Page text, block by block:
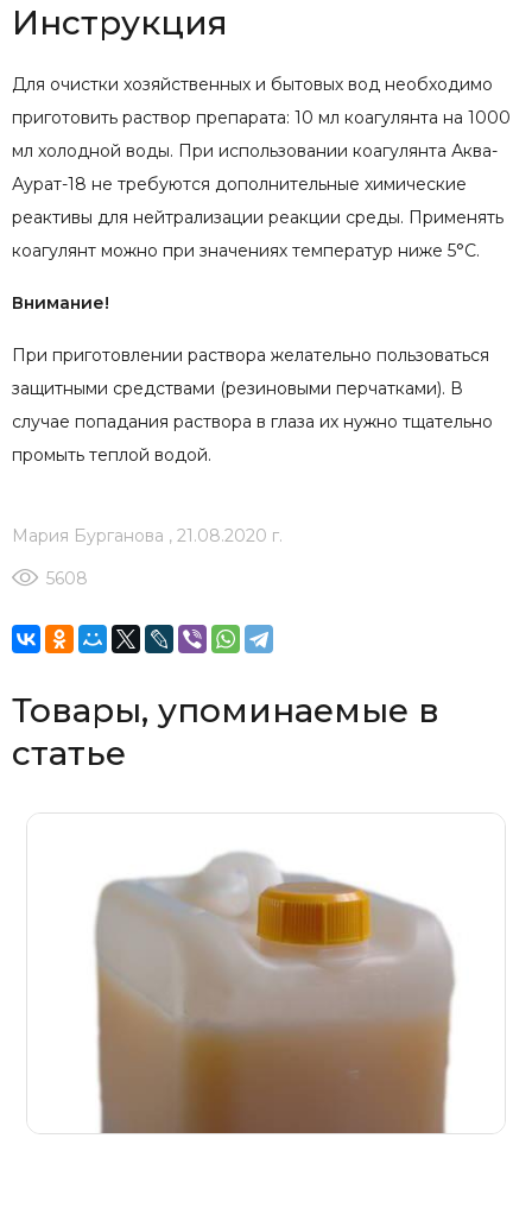
Инструкция
Для очистки хозяйственных и бытовых вод необходимо
приготовить раствор препарата: 10 мл коагулянта на 1000
мл холодной воды. При использовании коагулянта Аква-
Аурат-18 не требуются дополнительные химические
реактивы для нейтрализации реакции среды. Применять
коагулянт можно при значениях температур ниже 5°С.
Внимание!
При приготовлении раствора желательно пользоваться
защитными средствами (резиновыми перчатками). В
случае попадания раствора в глаза их нужно тщательно
промыть теплой водой.
Мария Бурганова , 21.08.2020 г.
5608
Товары, упоминаемые в
статье